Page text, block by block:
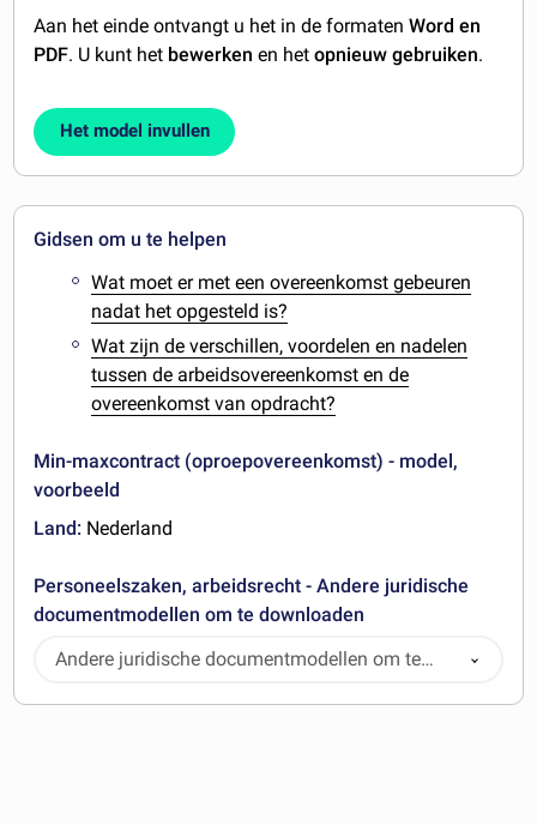
Aan het einde ontvangt u het in de formatenWord en
PDF. U kunt het bewerken en hetopnieuw gebruiken.
Het model invullen
Gidsen om u te helpen
Wat moet er met een overeenkomst gebeuren
nadat het opgesteld is?
Wat zijn de verschillen, voordelen en nadelen
tussen de arbeidsovereenkomst en de
overeenkomst van opdracht?
Min-maxcontract (oproepovereenkomst) - model,
voorbeeld
Land: Nederland
Personeelszaken, arbeidsrecht - Andere juridische
documentmodellen om te downloaden
Andere juridische documentmodellen om te
downloaden